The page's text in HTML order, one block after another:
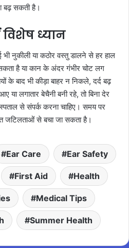
बढ़ सकती है।
ध्यान
नुकीली या कठोर वस्तु डालने से हर हाल
है या कान के अंदर गंभीर चोट लग
के बाद भी कीड़ा बाहर न निकले, दर्द बढ़
लगातार बेचैनी बनी रहे, तो बिना देर
से संपर्क करना चाहिए। समय पर
जटिलताओं से बचा जा सकता है।
Ear Care Ear Safety
First Aid Health
Medical Tips
Summer Health